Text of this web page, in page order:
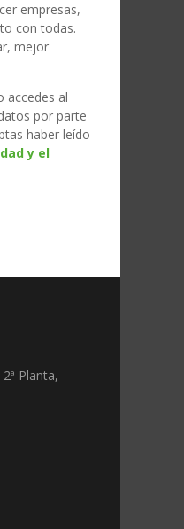
empresas,
con todas.
mejor
accedes al
por parte
haber leído
y el
Planta,